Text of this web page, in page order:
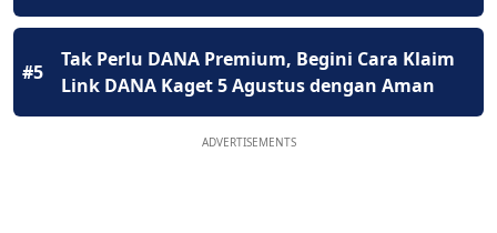
#5
Tak Perlu DANA Premium, Begini Cara Klaim
Link DANA Kaget 5 Agustus dengan Aman
ADVERTISEMENTS